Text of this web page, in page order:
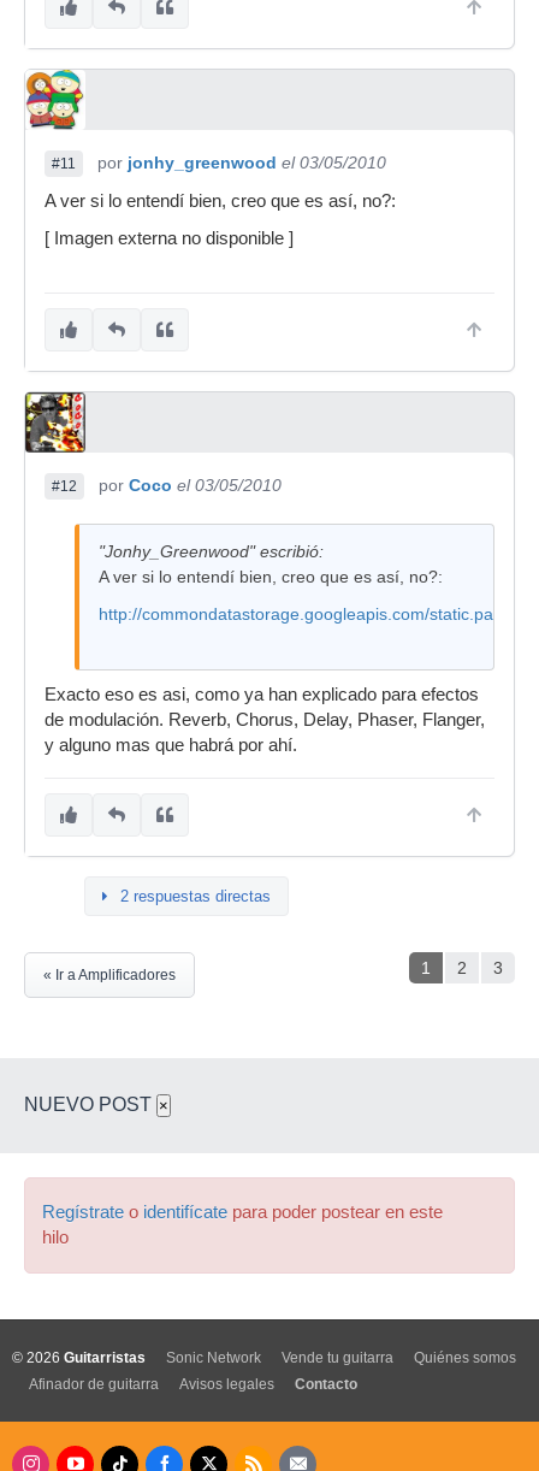
#11 por jonhy_greenwood el 03/05/2010
A ver si lo entendí bien, creo que es así, no?:
[ Imagen externa no disponible ]
#12 por Coco el 03/05/2010
"Jonhy_Greenwood" escribió:
A ver si lo entendí bien, creo que es así, no?:
http://commondatastorage.googleapis.com/
Exacto eso es asi, como ya han explicado para efectos
de modulación. Reverb, Chorus, Delay, Phaser, Flanger,
y alguno mas que habrá por ahí.
2 respuestas directas
1 2 3
« Ir a Amplificadores
NUEVO POST ×
Regístrate o identifícate para poder postear en este
hilo
© 2026 Guitarristas Sonic Network Vende tu guitarra
Quiénes somos
Afinador de guitarra
Avisos legales Contacto